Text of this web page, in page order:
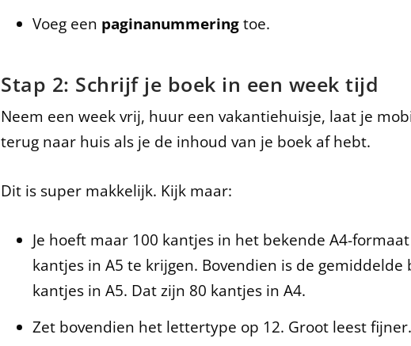
Voeg een paginanummeringtoe.
Stap 2: Schrijf je boek in een week tijd
Neem een week vrij, huur een vakantiehuisje, laat je
terug naar huis als je de inhoud van je boek af hebt.
Dit is super makkelijk. Kijk maar:
Je hoeft maar 100 kantjes in het bekende A4-
kantjes in A5 te krijgen. Bovendien is de gemiddelde
kantjes in A5. Dat zijn 80 kantjes in A4.
Zet bovendien het lettertype op 12. Groot leest fijner.